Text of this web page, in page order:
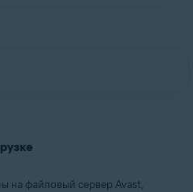
на файловый сервер Avast,